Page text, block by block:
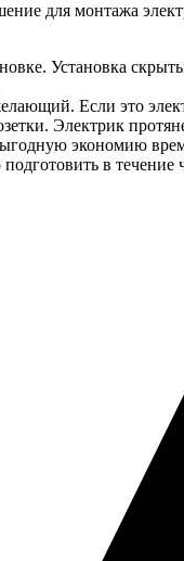
для монтажа
Установка
Если это
Электрик
экономию
в течение